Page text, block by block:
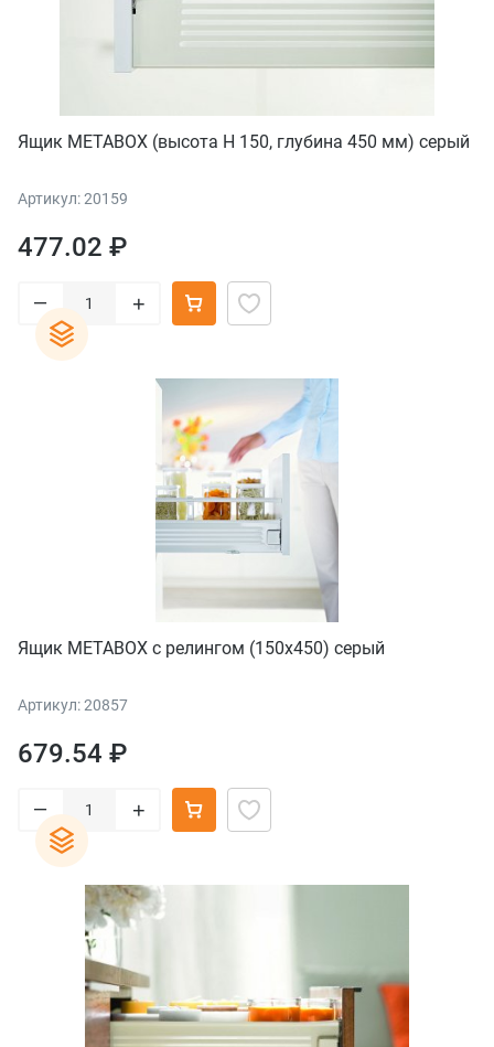
Ящик METABOX (высота H 150, глубина 450 мм) серый
Артикул: 20159
477.02 ₽
– +
Ящик METABOX с релингом (150х450) серый
Артикул: 20857
679.54 ₽
– +